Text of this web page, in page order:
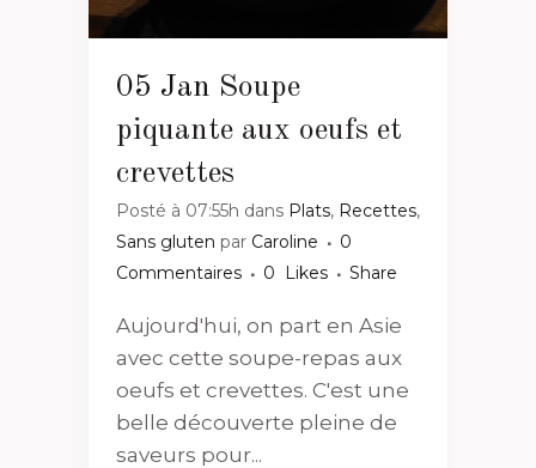
05 Jan Soupe
piquante aux oeufs et
crevettes
Posté à 07:55h dans Plats, Recettes,
Sans gluten par Caroline
0
Commentaires
0 Likes Share
Aujourd'hui, on part en Asie
avec cette soupe-repas aux
oeufs et crevettes. C'est une
belle découverte pleine de
saveurs pour...